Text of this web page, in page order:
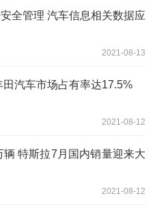
全管理 汽车信息相关数据应
2021-08-13
汽车市场占有率达17.5%
2021-08-12
辆 特斯拉7月国内销量迎来大
2021-08-12